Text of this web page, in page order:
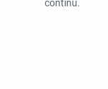
continu.